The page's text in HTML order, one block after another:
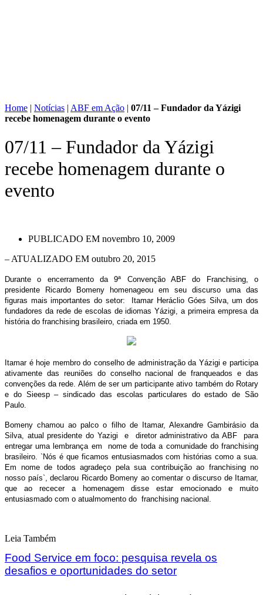
Home | Notícias | ABF em Ação | 07/11 – Fundador da Yázigi
recebe homenagem durante o evento
07/11 – Fundador da Yázigi
recebe homenagem durante o
evento
PUBLICADO EM novembro 10, 2009
– ATUALIZADO EM outubro 20, 2015
Durante o encerramento da 9ª Convenção ABF do Franchising, o
presidente Ricardo Bomeny homenageou em seu discurso uma das
figuras mais importantes do setor: Itamar Heráclio Góes Silva, um dos
fundadores da rede de escolas de idiomas Yázigi, a primeira empresa da
história do franchising brasileiro, criada em 1950.
Itamar é hoje membro do conselho de administração da Yázigi e participa
ativamente das reuniões do conselho nacional de franqueados e das
convenções da rede. Além de ser um participante ativo também do Rotary
e do Sieesp – sindicado das escolas particulares do estado de São
Paulo.
Bomeny chamou ao palco o filho de Itamar, Alexandre Gambirásio da
Silva, atual presidente do Yazigi e diretor administrativo da ABF para
entregar uma lembrança em nome de toda a comunidade do franchising
brasileiro. `Nós é que ficamos entusiasmados com histórias como a sua.
Em nome de todos agradeço pela sua contribuição ao franchising no
nosso país`, declarou Ricardo Bomeny ao comentar o discurso de Itamar,
que ao rececer a homenagem disse estar emocionado e muito
entusiasmado com o atualmomento do franchising nacional.
Leia Também
Food Service em foco: pesquisa revela os
desafios e oportunidades do setor